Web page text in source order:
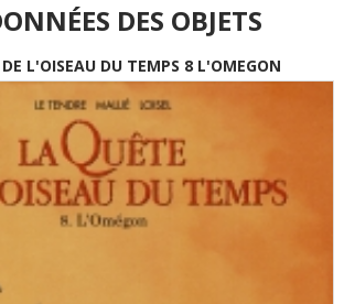
DES OBJETS
L'OISEAU DU TEMPS 8 L'OMEGON